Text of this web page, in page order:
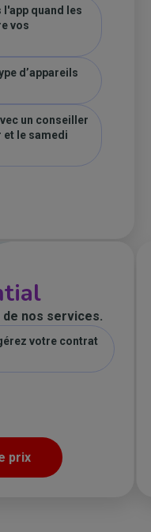
quand les
vos
d’appareils
un conseiller
et le samedi
nos services.
votre contrat
prix